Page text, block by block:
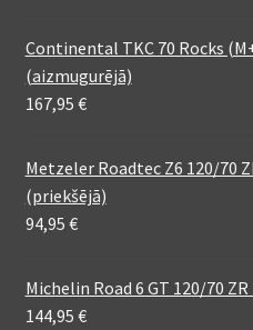
Continental TKC 70 Rocks
(aizmugurējā)
167,95 €
Metzeler Roadtec Z6 120/70
(priekšējā)
94,95 €
Michelin Road 6 GT 120/70
144,95 €